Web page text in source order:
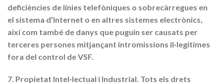
deficiències de línies telefòniques o sobrecàrregues en
el sistema d’Internet o en altres sistemes electrònics,
així com també de danys que puguin ser causats per
terceres persones mitjançant intromissions il·legítimes
fora del control de VSF.
7. Propietat Intel·lectual i Industrial. Tots els drets